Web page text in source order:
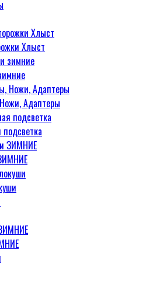
Хлыст
Адаптеры